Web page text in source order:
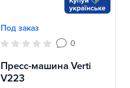
Под заказ
0
Пресс-машина Verti
V223